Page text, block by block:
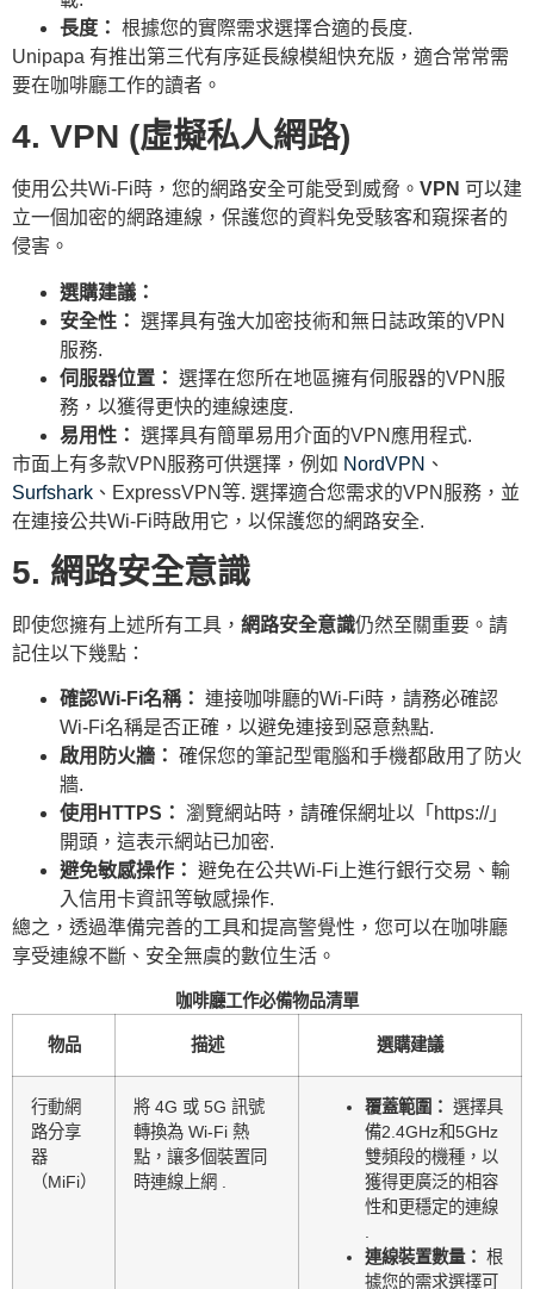
長度： 根據您的實際需求選擇合適的長度.
Unipapa 有推出第三代有序延長線模組快充版，適合常常需
要在咖啡廳工作的讀者。
4. VPN (虛擬私人網路)
使用公共Wi-Fi時，您的網路安全可能受到威脅。 VPN 可以建
立一個加密的網路連線，保護您的資料免受駭客和窺探者的
侵害。
選購建議：
安全性： 選擇具有強大加密技術和無日誌政策的VPN
服務.
伺服器位置： 選擇在您所在地區擁有伺服器的VPN服
務，以獲得更快的連線速度.
易用性： 選擇具有簡單易用介面的VPN應用程式.
市面上有多款VPN服務可供選擇，例如 NordVPN 、
Surfshark 、ExpressVPN等. 選擇適合您需求的VPN服務，並
在連接公共Wi-Fi時啟用它，以保護您的網路安全.
5. 網路安全意識
即使您擁有上述所有工具， 網路安全意識仍然至關重要。請
記住以下幾點：
確認Wi-Fi名稱： 連接咖啡廳的Wi-Fi時，請務必確認
Wi-Fi名稱是否正確，以避免連接到惡意熱點.
啟用防火牆： 確保您的筆記型電腦和手機都啟用了防火
牆.
使用HTTPS： 瀏覽網站時，請確保網址以「https://」
開頭，這表示網站已加密.
避免敏感操作： 避免在公共Wi-Fi上進行銀行交易、輸
入信用卡資訊等敏感操作.
總之，透過準備完善的工具和提高警覺性，您可以在咖啡廳
享受連線不斷、安全無虞的數位生活。
咖啡廳工作必備物品清單
物品 描述 選購建議
行動網
路分享
器
（MiFi）
將 4G 或 5G 訊號
轉換為 Wi-Fi 熱
點，讓多個裝置同
時連線上網 .
覆蓋範圍： 選擇具
備2.4GHz和5GHz
雙頻段的機種，以
獲得更廣泛的相容
性和更穩定的連線
連線裝置數量： 根
據您的需求選擇可